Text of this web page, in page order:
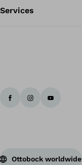
Services
Ottobock worldwide